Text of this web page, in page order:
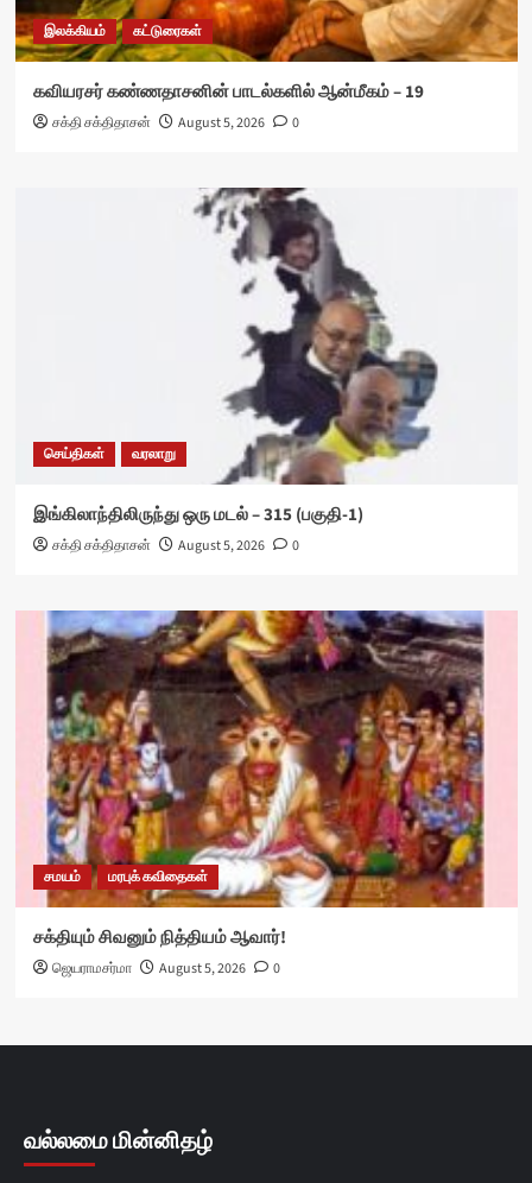
இலக்கியம் கட்டுரைகள்
கவியரசர் கண்ணதாசனின் பாடல்களில் ஆன்மீகம் – 19
சக்தி சக்திதாசன் August 5, 2026 0
செய்திகள் வரலாறு
இங்கிலாந்திலிருந்து ஒரு மடல் – 315 (பகுதி-1)
சக்தி சக்திதாசன் August 5, 2026 0
சமயம் மரபுக் கவிதைகள்
சக்தியும் சிவனும் நித்தியம் ஆவார்!
ஜெயராமசர்மா August 5, 2026 0
வல்லமை மின்னிதழ்